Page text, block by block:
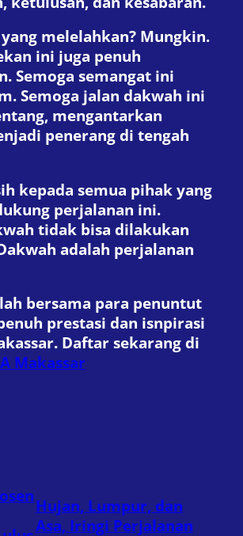
melelahkan? Mungkin.
ini juga penuh
Semoga semangat ini
Semoga jalan dakwah ini
mengantarkan
penerang di tengah
kepada semua pihak yang
perjalanan ini.
tidak bisa dilakukan
adalah perjalanan
bersama para penuntut
prestasi dan isnpirasi
Daftar sekarang di
Makassar
Hujan, Lumpur, dan
Asa, Iringi Perjalanan